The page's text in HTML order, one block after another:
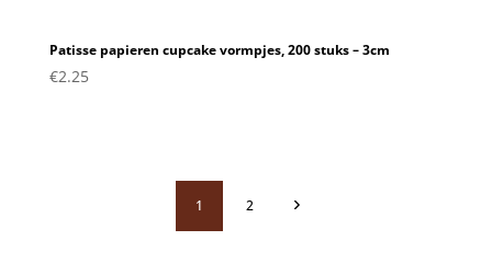
Patisse papieren cupcake vormpjes, 200 stuks – 3cm
€2.25
1 2